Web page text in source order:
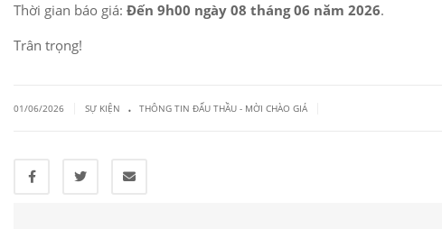
Thời gian báo giá: Đến 9h00 ngày 08 tháng 06 năm 2026.
Trân trọng!
01/06/2026 SỰ KIỆN . THÔNG TIN ĐẤU THẦU - MỜI CHÀO GIÁ